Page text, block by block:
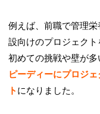
例えば、前職で管理
設向けのプロジェクト
初めての挑戦や壁が多
ピーディーにプロジ
ト になりました。